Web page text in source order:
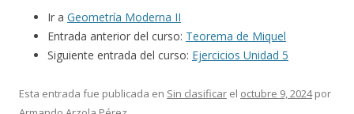
Ir a Geometría Moderna II
Entrada anterior del curso: Teorema de Miquel
Siguiente entrada del curso: Ejercicios Unidad 5
Esta entrada fue publicada en Sin clasificar el octubre 9, 2024por